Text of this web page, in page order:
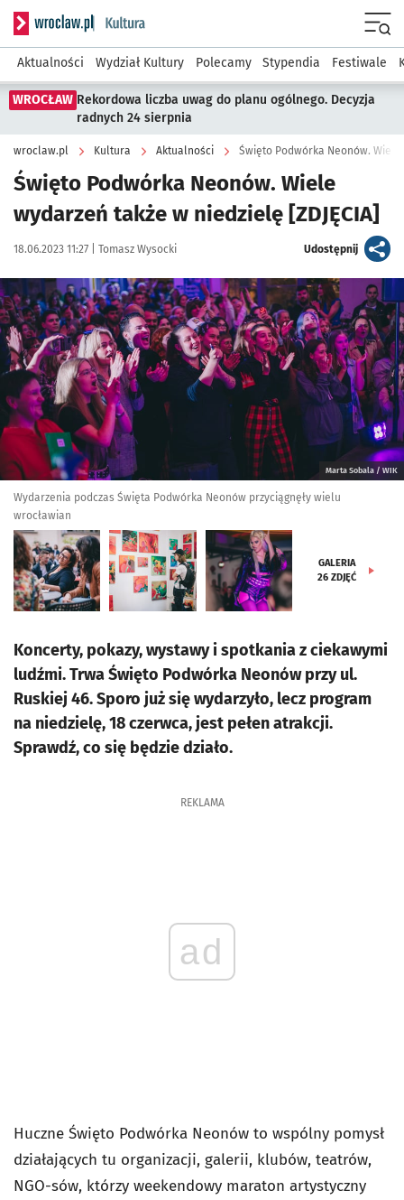
Serwis informacyjny wroclaw.pl podserwis: Kultura
Aktualności Wydział Kultury Polecamy Stypendia Festiwale
WROCŁAW Rekordowa liczba uwag do planu ogólnego. Decyzja
radnych 24 sierpnia
wroclaw.pl Kultura Aktualności Święto Podwórka Neonów. Wiele
Święto Podwórka Neonów. Wiele
wydarzeń także w niedzielę [ZDJĘCIA]
Data publikacji:
18.06.2023 11:27 | Autor:
Tomasz Wysocki Udostępnijartykuł
Kliknij, aby zobaczyć galerię
Marta Sobala / WIK
Wydarzenia podczas Święta Podwórka Neonów przyciągnęły wielu
wrocławian
GALERIA
26 ZDJĘĆ
Koncerty, pokazy, wystawy i spotkania z ciekawymi
ludźmi. Trwa Święto Podwórka Neonów przy ul.
Ruskiej 46. Sporo już się wydarzyło, lecz program
na niedzielę, 18 czerwca, jest pełen atrakcji.
Sprawdź, co się będzie działo.
REKLAMA
ad
Huczne Święto Podwórka Neonów to wspólny pomysł
działających tu organizacji, galerii, klubów, teatrów,
NGO-sów, którzy weekendowy maraton artystyczny